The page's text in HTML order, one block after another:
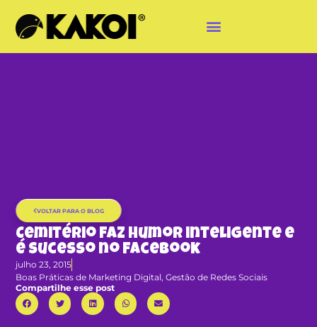
VOLTAR PARA O BLOG
Cemitério faz humor inteligente e
é sucesso no Facebook
julho 23, 2015
Boas Práticas de Marketing Digital,Gestão de Redes Sociais
Compartilhe esse post